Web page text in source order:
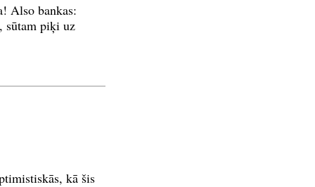
Also bankas:
sūtam piķi uz
kā šis